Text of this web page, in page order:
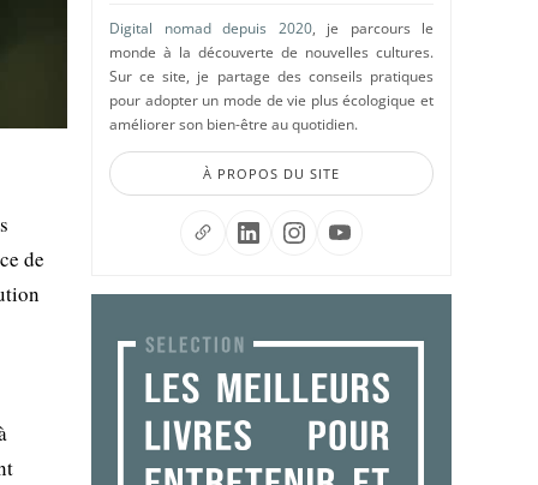
de
Digital nomad depuis 2020, je parcours le
monde à la découverte de nouvelles cultures.
Sur ce site, je partage des conseils pratiques
pour adopter un mode de vie plus écologique et
améliorer son bien-être au quotidien.
À PROPOS DU SITE